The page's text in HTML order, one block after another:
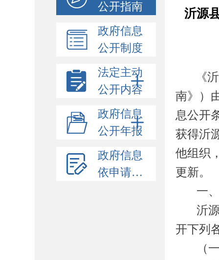
公开指南
政府信息
公开制度
法定主动
公开内容
政府信息
公开年报
政府信息
依申请公开
沂源
《
南》）
息公开
获得沂
他组织
更新。
一
沂
开下列
（